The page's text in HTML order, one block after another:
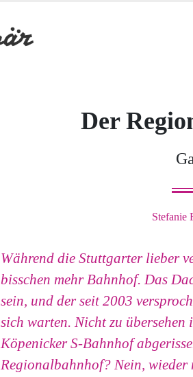
Der
Stefanie
Während die Stuttgarter lieber
bisschen mehr Bahnhof. Das
sein, und der seit 2003
sich warten. Nicht zu übersehen
Köpenicker S-Bahnhof
Regionalbahnhof? Nein, wieder